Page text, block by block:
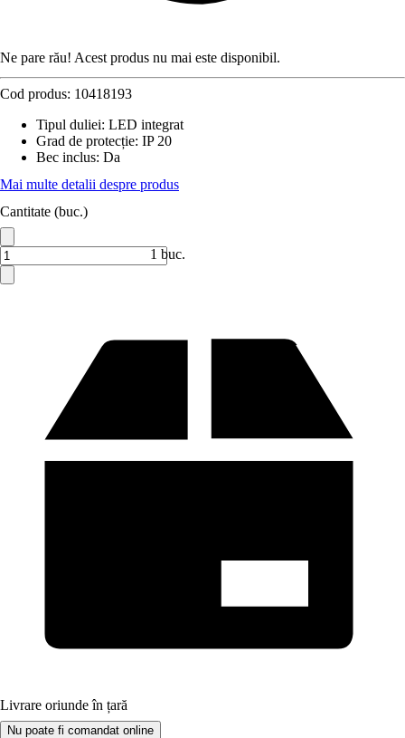
Ne pare rău! Acest produs nu mai este disponibil.
Cod produs: 10418193
Tipul duliei: LED integrat
Grad de protecție: IP 20
Bec inclus: Da
Mai multe detalii despre produs
Cantitate (buc.)
1 buc.
Livrare oriunde în țară
Nu poate fi comandat online